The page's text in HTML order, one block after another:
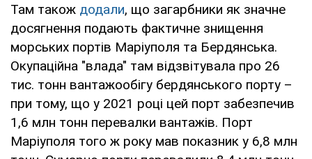
Там також додали, що загарбники як значне
досягнення подають фактичне знищення
морських портів Маріуполя та Бердянська.
Окупаційна "влада" там відзвітувала про 26
тис. тонн вантажообігу бердянського порту –
при тому, що у 2021 році цей порт забезпечив
1,6 млн тонн перевалки вантажів. Порт
Маріуполя того ж року мав показник у 6,8 млн